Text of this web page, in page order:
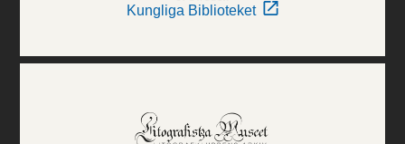
Kungliga Biblioteket